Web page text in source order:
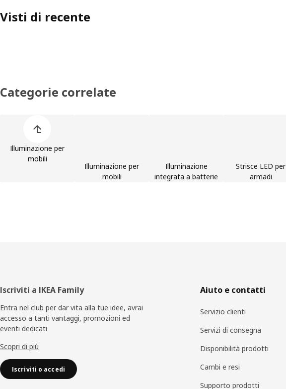
Visti di recente
Categorie correlate
Illuminazione per
mobili
Illuminazione per
mobili
Illuminazione
integrata a batterie
Strisce LED per
armadi
Piè
di
pagina
Iscriviti a IKEA Family
Entra nel club per dar vita alla tue idee, avrai
accesso a tanti vantaggi, promozioni ed
eventi dedicati
Scopri di più
Iscriviti o accedi
Aiuto e contatti
Servizio clienti
Servizi di consegna
Disponibilità prodotti
Cambi e resi
Supporto prodotti